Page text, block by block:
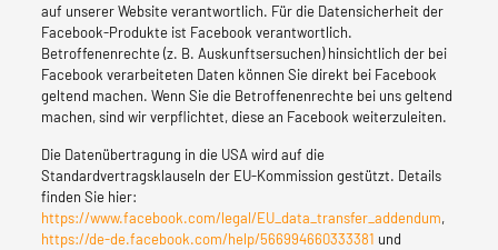
auf unserer Website verantwortlich. Für die Datensicherheit der
Facebook-Produkte ist Facebook verantwortlich.
Betroffenenrechte (z. B. Auskunftsersuchen) hinsichtlich der bei
Facebook verarbeiteten Daten können Sie direkt bei Facebook
geltend machen. Wenn Sie die Betroffenenrechte bei uns geltend
machen, sind wir verpflichtet, diese an Facebook weiterzuleiten.
Die Datenübertragung in die USA wird auf die
Standardvertragsklauseln der EU-Kommission gestützt. Details
finden Sie hier:
https://www.facebook.com/legal/EU_data_transfer_addendum,
https://de-de.facebook.com/help/566994660333381 und